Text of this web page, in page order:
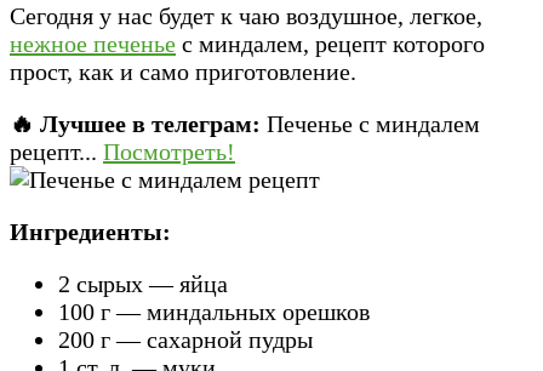
Сегодня у нас будет к чаю воздушное, легкое,
нежное печенье с миндалем, рецепт которого
прост, как и само приготовление.
🔥 Лучшее в телеграм: Печенье с миндалем
рецепт... Посмотреть!
Ингредиенты:
2 сырых — яйца
100 г — миндальных орешков
200 г — сахарной пудры